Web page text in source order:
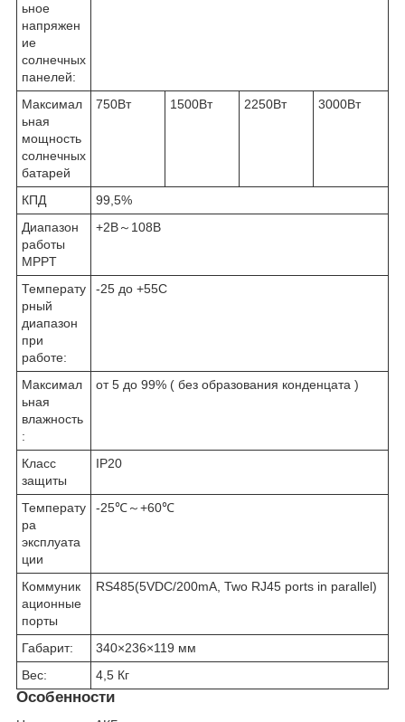
ьное
напряжен
ие
солнечных
панелей:
Максимал
ьная
мощность
солнечных
батарей
750Вт 1500Вт 2250Вт 3000Вт
КПД
99,5%
Диапазон
работы
MPPT
+2В～108В
Температу
рный
диапазон
при
работе:
-25 до +55С
Максимал
ьная
влажность
:
от 5 до 99% ( без образования конденцата )
Класс
защиты
IP20
Температу
ра
эксплуата
ции
-25℃～+60℃
Коммуник
ационные
порты
RS485(5VDC/200mA, Two RJ45 ports in parallel)
Габарит:
340×236×119 мм
Вес:
4,5 Кг
Особенности